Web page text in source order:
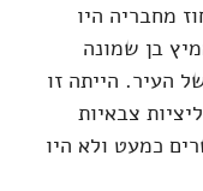
מחבריה היו
בן שמונה
הייתה זו
צבאיות
כמעט ולא היו